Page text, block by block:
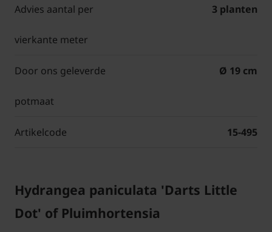
Advies aantal per
vierkante meter
3 planten
Door ons geleverde
potmaat
Ø 19 cm
Artikelcode 15-495
Hydrangea paniculata 'Darts Little
Dot' of Pluimhortensia